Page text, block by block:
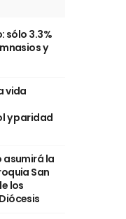
sólo 3.3%
y
vida
y paridad
asumirá la
San
los